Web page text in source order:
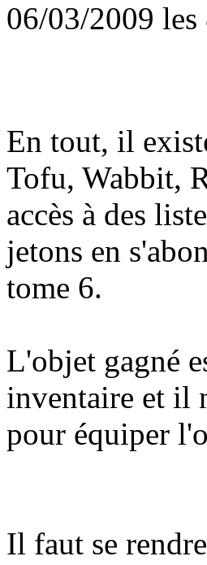
06/03/2009 les
En tout, il
Tofu, Wabbit,
accès à des
jetons en
tome 6.
L'objet gagné
inventaire et il
pour équiper
Il faut se